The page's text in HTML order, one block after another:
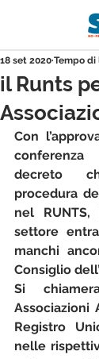
il Runts
18 set 2020 Tempo
Con
decreto
procedura
nel
settore
manchi
Consiglio
Si
Associazioni
Registro
nelle